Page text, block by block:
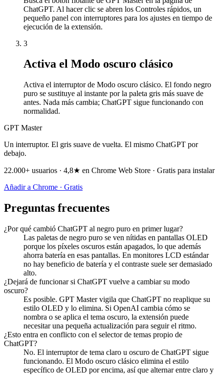
ChatGPT. Al hacer clic se abren los Controles rápidos, un
pequeño panel con interruptores para los ajustes en tiempo de
ejecución de la extensión.
3
Activa el Modo oscuro clásico
Activa el interruptor de Modo oscuro clásico. El fondo negro
puro se sustituye al instante por la paleta gris más suave de
antes. Nada más cambia; ChatGPT sigue funcionando con
normalidad.
GPT Master
Un interruptor. El gris suave de vuelta. El mismo ChatGPT por
debajo.
22.000+ usuarios · 4,8★ en Chrome Web Store · Gratis para instalar
Añadir a Chrome · Gratis
Preguntas frecuentes
¿Por qué cambió ChatGPT al negro puro en primer lugar?
Las paletas de negro puro se ven nítidas en pantallas OLED
porque los píxeles oscuros están apagados, lo que además
ahorra batería en esas pantallas. En monitores LCD estándar
no hay beneficio de batería y el contraste suele ser demasiado
alto.
¿Dejará de funcionar si ChatGPT vuelve a cambiar su modo
oscuro?
Es posible. GPT Master vigila que ChatGPT no reaplique su
estilo OLED y lo elimina. Si OpenAI cambia cómo se
nombra o se aplica el tema oscuro, la extensión puede
necesitar una pequeña actualización para seguir el ritmo.
¿Esto entra en conflicto con el selector de temas propio de
ChatGPT?
No. El interruptor de tema claro u oscuro de ChatGPT sigue
funcionando. El Modo oscuro clásico elimina el estilo
específico de OLED por encima, así que alternar entre claro y